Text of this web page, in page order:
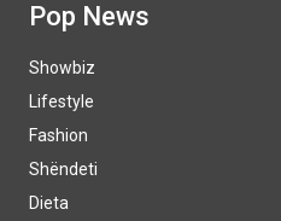
Pop News
Showbiz
Lifestyle
Fashion
Shëndeti
Dieta